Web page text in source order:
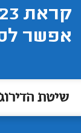
אפשר
שיטת